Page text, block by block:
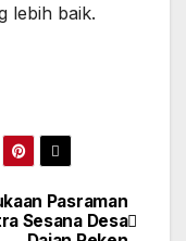
lebih baik.
Pasraman
Sesana Desa